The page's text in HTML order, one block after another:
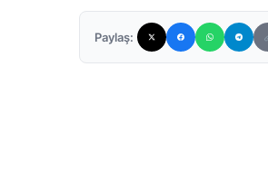
Paylaş: